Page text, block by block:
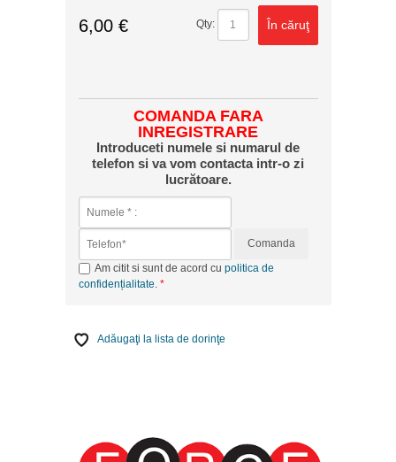
6,00 € Qty: În căruţ
COMANDA FARA
INREGISTRARE
Introduceti numele si numarul de
telefon si va vom contacta intr-o zi
lucrătoare.
Comanda
Am citit si sunt de acord cu politica de
confidențialitate
Adăugaţi la lista de dorinţe